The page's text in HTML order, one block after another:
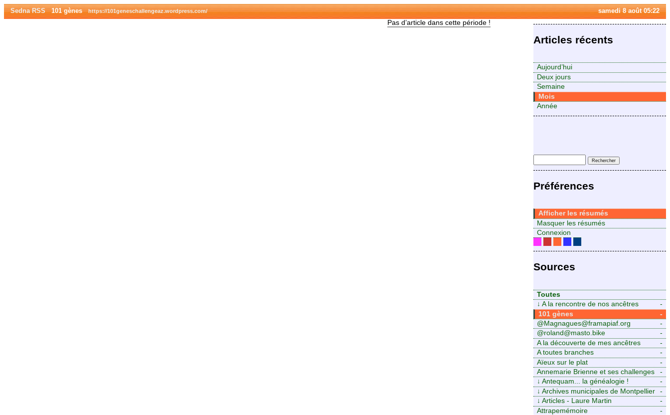
Sedna RSS101 gèneshttps://101geneschallengeaz.wordpress.com/ samedi 8 août 05:22
Articles récents
Aujourd’hui
Deux jours
Semaine
Mois
Année
Préférences
Afficher les résumés
Masquer les résumés
Connexion
Sources
Toutes
-
↓ A la rencontre de nos ancêtres
-
101 gènes
-
@Magnagues@framapiaf.org
-
@roland@masto.bike
-
A la découverte de mes ancêtres
-
A toutes branches
-
Aïeux sur le plat
-
Annemarie Brienne et ses challenges
de A à Z
-
↓ Antequam... la généalogie !
-
↓ Archives municipales de Montpellier
-
↓ Articles - Laure Martin
-
Attrapemémoire
Pas d’article dans cette période !